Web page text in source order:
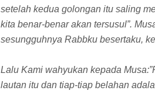
setelah kedua golongan itu saling
kita benar-benar akan tersusul”.
sesungguhnya Rabbku besertaku,
Lalu Kami wahyukan kepada
lautan itu dan tiap-tiap belahan